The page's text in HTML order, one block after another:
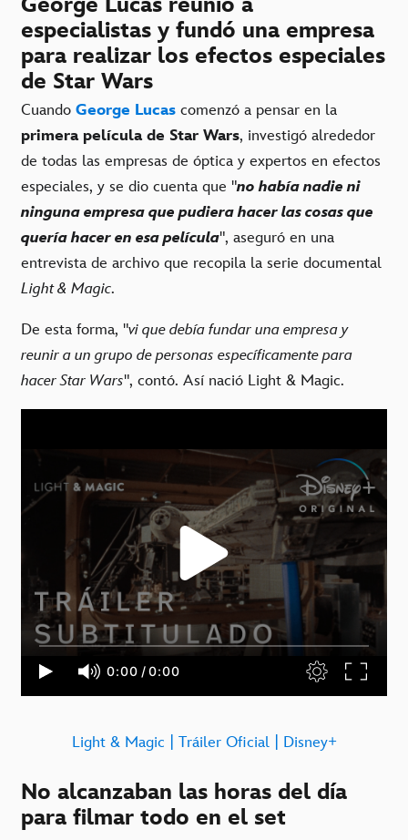
especialistas y fundó una empresa
para realizar los efectos especiales
de Star Wars
Cuando George Lucas comenzó a pensar en la
primera película de Star Wars, investigó alrededor
de todas las empresas de óptica y expertos en efectos
especiales, y se dio cuenta que "no había nadie ni
ninguna empresa que pudiera hacer las cosas que
quería hacer en esa película", aseguró en una
entrevista de archivo que recopila la serie documental
Light & Magic.
De esta forma, "vi que debía fundar una empresa y
reunir a un grupo de personas específicamente para
hacer Star Wars", contó. Así nació Light & Magic.
Light & Magic | Tráiler Oficial | Disney+
No alcanzaban las horas del día
para filmar todo en el set